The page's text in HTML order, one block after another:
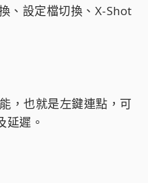
、設定檔切換、X-Shot
，也就是左鍵連點，可
延遲。